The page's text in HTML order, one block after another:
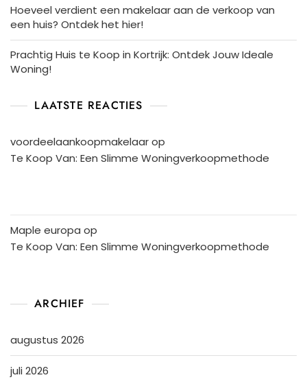
Hoeveel verdient een makelaar aan de verkoop van
een huis? Ontdek het hier!
Prachtig Huis te Koop in Kortrijk: Ontdek Jouw Ideale
Woning!
LAATSTE REACTIES
voordeelaankoopmakelaarop
Te Koop Van: Een Slimme Woningverkoopmethode
Maple europa op
Te Koop Van: Een Slimme Woningverkoopmethode
ARCHIEF
augustus 2026
juli 2026